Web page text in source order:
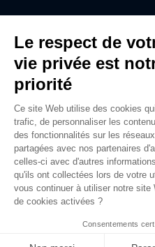
Pour les professionnels
Professionnels, des prestations ad
Rejoignez un réseau national,
Liens utiles
Mentions légales
Données personnelles
Le respect de
vie privée est
priorité
Ce site Web utilise des cookies
trafic, de personnaliser les
des fonctionnalités sur les
partagées avec nos partenaires
celles-ci avec d'autres
qu'ils ont collectées lors de votre
vous continuer à utiliser notre
de cookies activées ?
Consentements